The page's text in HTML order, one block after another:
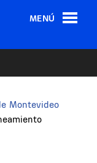
MENÚ
Montevideo